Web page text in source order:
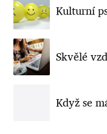
Kulturní
Skvělé
Když se